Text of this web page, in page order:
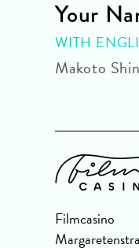
Your
WITH
Makoto
Filmcasino